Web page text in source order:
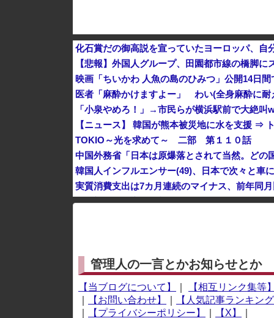
化石賞だの御高説を宣っていたヨーロッパ、
【悲報】外国人グループ、田園都市線の橋脚
映画「ちいかわ 人魚の島のひみつ」公開14日
医者「麻酔かけますよー」 わい(全身麻酔に耐
「小泉やめろ！」→市民らが横浜駅前で大絶叫
【ニュース】 韓国が熊本被災地に水を支援 ⇒
TOKIO～光を求めて～ 二部 第１１０話
中国外務省「日本は原爆落とされて当然。どの
韓国人インフルエンサー(49)、日本で次々と車
実質消費支出は7カ月連続のマイナス、前年同月
世界初の超伝導量子熱機関…燃料もピストンも
※アドブロック等の広告非表示プラグインやアドオン
管理人の一言とかお知らせとか
【当ブログについて】
【相互リンク集等】
【お問い合わせ】
【人気記事ランキング
【プライバシーポリシー】 【X】